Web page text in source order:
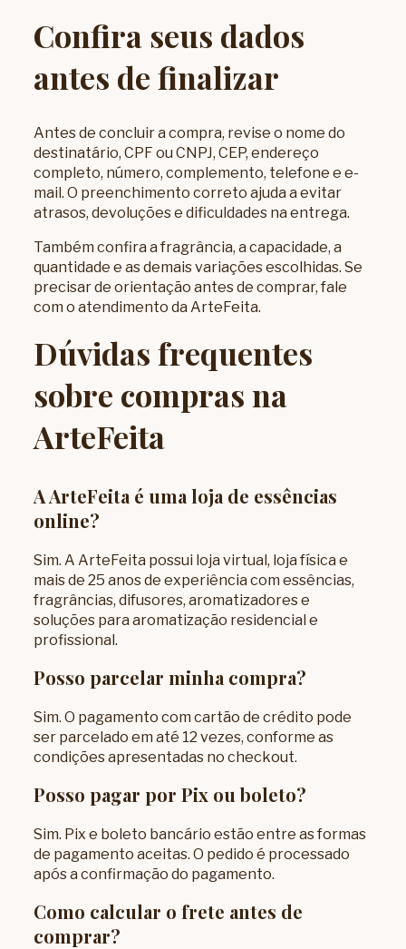
Confira seus dados
antes de finalizar
Antes de concluir a compra, revise o nome do
destinatário, CPF ou CNPJ, CEP, endereço
completo, número, complemento, telefone e e-
mail. O preenchimento correto ajuda a evitar
atrasos, devoluções e dificuldades na entrega.
Também confira a fragrância, a capacidade, a
quantidade e as demais variações escolhidas. Se
precisar de orientação antes de comprar, fale
com o atendimento da ArteFeita.
Dúvidas frequentes
sobre compras na
ArteFeita
A ArteFeita é uma loja de essências
online?
Sim. A ArteFeita possui loja virtual, loja física e
mais de 25 anos de experiência com essências,
fragrâncias, difusores, aromatizadores e
soluções para aromatização residencial e
profissional.
Posso parcelar minha compra?
Sim. O pagamento com cartão de crédito pode
ser parcelado em até 12 vezes, conforme as
condições apresentadas no checkout.
Posso pagar por Pix ou boleto?
Sim. Pix e boleto bancário estão entre as formas
de pagamento aceitas. O pedido é processado
após a confirmação do pagamento.
Como calcular o frete antes de
comprar?